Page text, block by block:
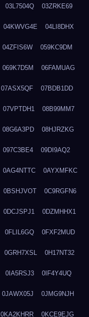
03L7504Q 03ZRKE69
04KWVG4E 04LI8DHX
04ZFIS6W 059KC9DM
069K7D5M 06FAMUAG
07ASX5QF 07BDB1DD
07VPTDH1 08B99MM7
08G6A3PD 08HJRZKG
097C3BE4 09DI9AQ2
0AG4NTTC 0AYXMFKC
0BSHJVOT 0C9RGFN6
0DCJSPJ1 0DZMHHX1
0FLIL6GQ 0FXF2MUD
0GRH7XSL 0H17NT32
0IA5RSJ3 0IF4Y4UQ
0JAWX05J 0JMG9NJH
0KA2KHRR 0KCE9EJG